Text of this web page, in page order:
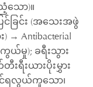
ညံ့သော)။
င်ခြင်း (အသေးအဖွဲ
→ Antibacterial
ကွယ်မှု); ခရီးသွား
းယားပိုးမွှား
င်ရလွယ်ကူသော၊